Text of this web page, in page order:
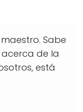
Sabe
de la
está